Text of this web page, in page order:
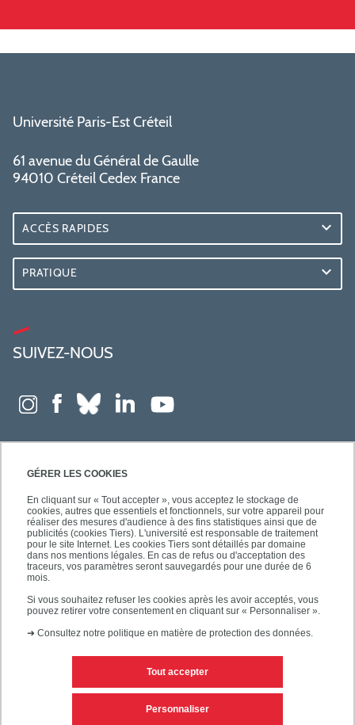
GÉRER LES COOKIES
En cliquant sur « Tout accepter », vous acceptez le stockage de
cookies, autres que essentiels et fonctionnels, sur votre appareil pour
réaliser des mesures d'audience à des fins statistiques ainsi que de
publicités (cookies Tiers). L'université est responsable de traitement
pour le site Internet. Les cookies Tiers sont détaillés par domaine
dans nos mentions légales. En cas de refus ou d'acceptation des
traceurs, vos paramètres seront sauvegardés pour une durée de 6
mois.
Si vous souhaitez refuser les cookies après les avoir acceptés, vous
pouvez retirer votre consentement en cliquant sur « Personnaliser ».
➜ Consultez notre politique en matière de protection des données.
Tout accepter
Personnaliser
Université Paris-Est Créteil
61 avenue du Général de Gaulle
94010 Créteil Cedex France
ACCÈS RAPIDES
PRATIQUE
SUIVEZ-NOUS
Mentions légales